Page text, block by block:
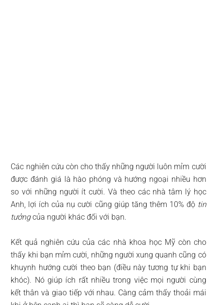
Các nghiên cứu còn cho thấy những người luôn mỉm cười
được đánh giá là hào phóng và hướng ngoại nhiều hơn
so với những người ít cười. Và theo các nhà tâm lý học
Anh, lợi ích của nụ cười cũng giúp tăng thêm 10% độ tin
tưởngcủa người khác đối với bạn.
Kết quả nghiên cứu của các nhà khoa học Mỹ còn cho
thấy khi bạn mỉm cười, những người xung quanh cũng có
khuynh hướng cười theo bạn (điều này tương tự khi bạn
khóc). Nó giúp ích rất nhiều trong việc mọi người cùng
kết thân và giao tiếp với nhau. Càng cảm thấy thoải mái